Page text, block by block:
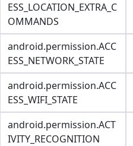
ESS_LOCATION_EXTRA_C
OMMANDS
android.permission.ACC
ESS_NETWORK_STATE
android.permission.ACC
ESS_WIFI_STATE
android.permission.ACT
IVITY_RECOGNITION